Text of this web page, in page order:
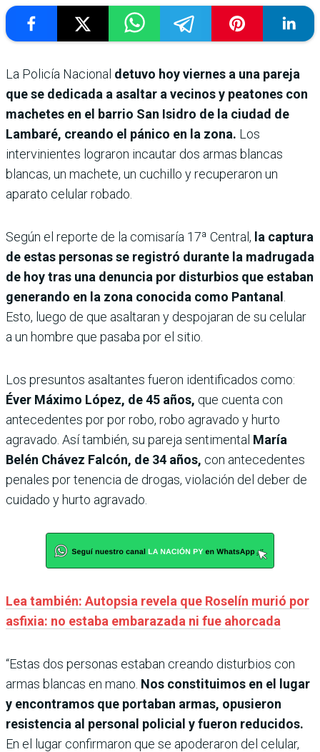
La Policía Nacional detuvo hoy viernes a una pareja
que se dedicada a asaltar a vecinos y peatones con
machetes en el barrio San Isidro de la ciudad de
Lambaré, creando el pánico en la zona. Los
intervinientes lograron incautar dos armas blancas
blancas, un machete, un cuchillo y recuperaron un
aparato celular robado.
Según el reporte de la comisaría 17ª Central, la captura
de estas personas se registró durante la madrugada
de hoy tras una denuncia por disturbios que estaban
generando en la zona conocida como Pantanal
Esto, luego de que asaltaran y despojaran de su celular
a un hombre que pasaba por el sitio.
Los presuntos asaltantes fueron identificados como:
Éver Máximo López, de 45 años, que cuenta con
antecedentes por por robo, robo agravado y hurto
agravado. Así también, su pareja sentimental María
Belén Chávez Falcón, de 34 años, con antecedentes
penales por tenencia de drogas, violación del deber de
cuidado y hurto agravado.
Lea también: Autopsia revela que Roselín murió por
asfixia: no estaba embarazada ni fue ahorcada
“Estas dos personas estaban creando disturbios con
armas blancas en mano. Nos constituimos en el lugar
y encontramos que portaban armas, opusieron
resistencia al personal policial y fueron reducidos.
En el lugar confirmaron que se apoderaron del celular,